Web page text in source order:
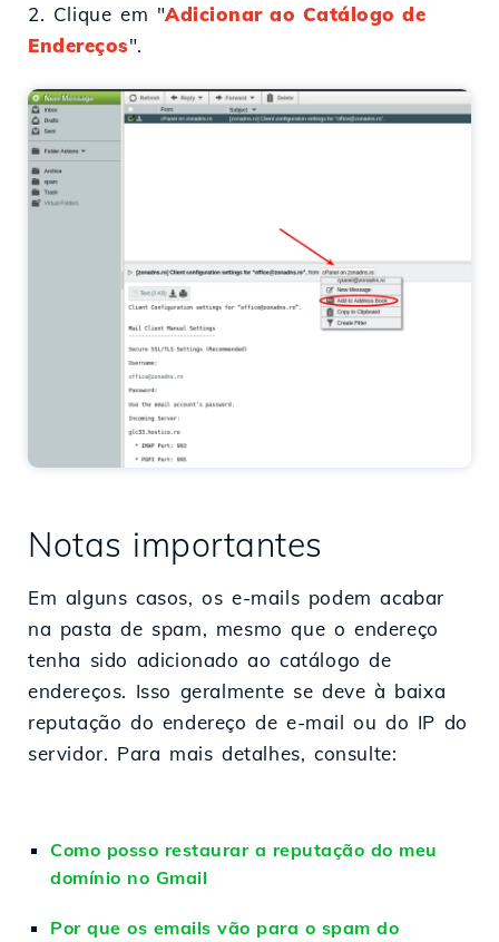
2. Clique em "Adicionar ao Catálogo de
Endereços".
Notas importantes
Em alguns casos, os e-mails podem acabar
na pasta de spam, mesmo que o endereço
tenha sido adicionado ao catálogo de
endereços. Isso geralmente se deve à baixa
reputação do endereço de e-mail ou do IP do
servidor. Para mais detalhes, consulte:
Como posso restaurar a reputação do meu
domínio no Gmail
Por que os emails vão para o spam do